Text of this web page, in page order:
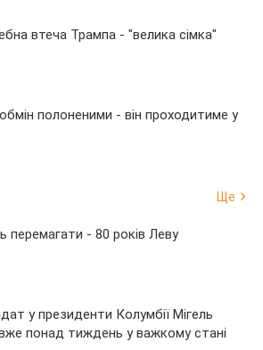
втеча Трампа - "велика сімка"
полоненими - він проходитиме у
Ще
перемагати - 80 років Леву
у президенти Колумбії Мігель
вже понад тиждень у важкому стані